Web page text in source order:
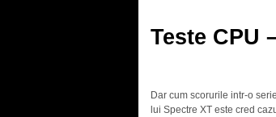
Teste CPU
Dar cum scorurile intr-o
lui Spectre XT este cred